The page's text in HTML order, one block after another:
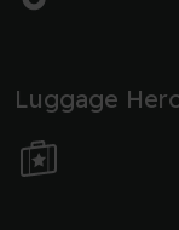
Luggage